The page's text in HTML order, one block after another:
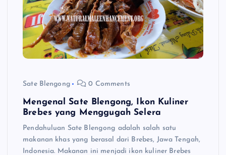
Sate Blengong 0 Comments
Mengenal Sate Blengong, Ikon Kuliner
Brebes yang Menggugah Selera
Pendahuluan Sate Blengong adalah salah satu
makanan khas yang berasal dari Brebes, Jawa Tengah,
Indonesia. Makanan ini menjadi ikon kuliner Brebes